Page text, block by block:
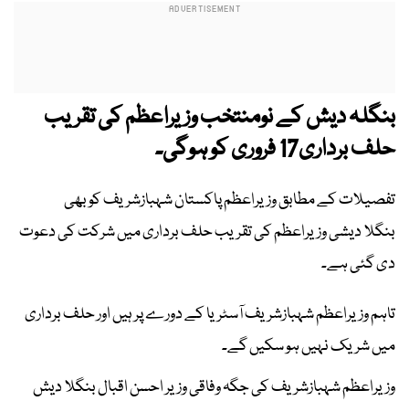
بنگلہ دیش کے نومنتخب وزیراعظم کی تقریب
حلف برداری17 فروری کو ہوگی۔
تفصیلات کے مطابق وزیراعظم پاکستان شہبازشریف کو بھی
بنگلا دیشی وزیراعظم کی تقریب حلف برداری میں شرکت کی دعوت
دی گئی ہے۔
تاہم وزیراعظم شہبازشریف آسٹریا کے دورے پر ہیں اور حلف برداری
میں شریک نہیں ہو سکیں گے۔
وزیراعظم شہبازشریف کی جگہ وفاقی وزیر احسن اقبال بنگلا دیش